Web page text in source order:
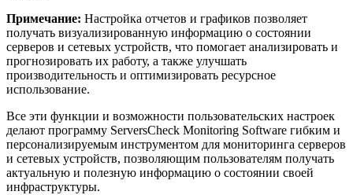
Примечание: Настройка отчетов и графиков позволяет
получать визуализированную информацию о состоянии
серверов и сетевых устройств, что помогает анализировать и
прогнозировать их работу, а также улучшать
производительность и оптимизировать ресурсное
использование.
Все эти функции и возможности пользовательских настроек
делают программу ServersCheck Monitoring Software гибким и
персонализируемым инструментом для мониторинга серверов
и сетевых устройств, позволяющим пользователям получать
актуальную и полезную информацию о состоянии своей
инфраструктуры.